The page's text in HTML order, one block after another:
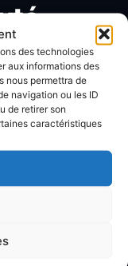
des technologies
aux informations des
nous permettra de
navigation ou les ID
de retirer son
caractéristiques
avis et
la zone
Lannion-